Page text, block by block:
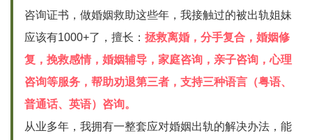
咨询证书，做婚姻救助这些年，我接触过的被出轨姐妹
应该有1000+了，擅长： 拯救离婚，分手复合，婚姻修
复，挽救感情，婚姻辅导，家庭咨询，亲子咨询，心理
咨询等服务，帮助劝退第三者，支持三种语言（粤语、
普通话、英语）咨询。
从业多年，我拥有一整套应对婚姻出轨的解决办法，能